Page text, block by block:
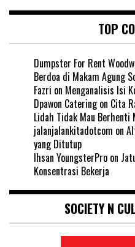
TOP
Dumpster For Rent
Berdoa di Makam Agung
Fazri on Menganalisis Isi
Dpawon Cateringon Cita
Lidah Tidak Mau Berhenti
jalanjalankitadotcom on
yang Ditutup
Ihsan YoungsterPro on
Konsentrasi Bekerja
SOCIETY N